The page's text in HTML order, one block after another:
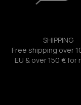
SHIPPING
Free shipping over
EU & over 150 € for